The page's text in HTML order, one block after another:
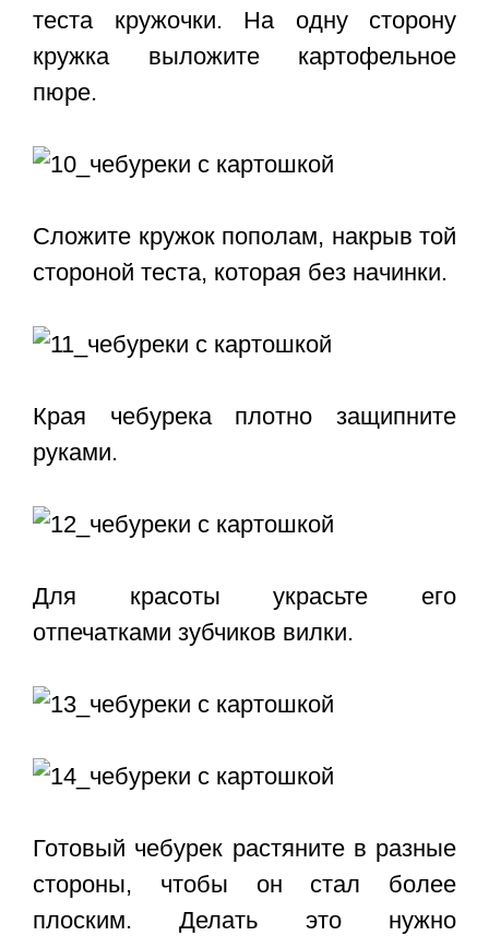
теста кружочки. На одну сторону
кружка выложите картофельное
пюре.
Сложите кружок пополам, накрыв той
стороной теста, которая без начинки.
Края чебурека плотно защипните
руками.
Для красоты украсьте его
отпечатками зубчиков вилки.
Готовый чебурек растяните в разные
стороны, чтобы он стал более
плоским. Делать это нужно